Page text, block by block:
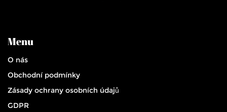
Menu
O nás
Obchodní podmínky
Zásady ochrany osobních údajů
GDPR